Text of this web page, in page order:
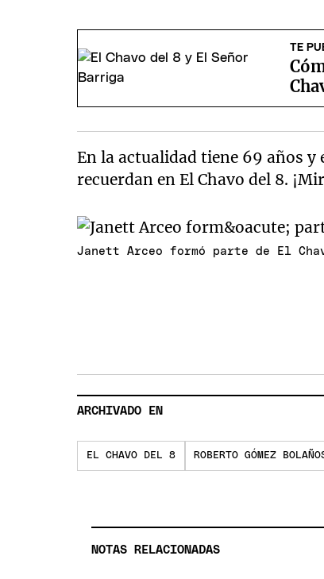
TE
En la actualidad tiene 69 años
recuerdan en El Chavo del 8.
Janett Arceo formó parte de El
ARCHIVADO EN
EL CHAVO DEL 8 ROBERTO GÓMEZ
NOTAS RELACIONADAS